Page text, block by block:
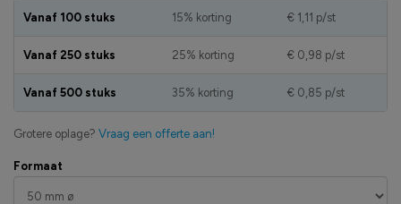
Formaat
Vanaf 100 stuks 15% korting € 1,11 p/st
Vanaf 250 stuks 25% korting € 0,98 p/st
Vanaf 500 stuks 35% korting € 0,85 p/st
Grotere oplage? Vraag een offerte aan!